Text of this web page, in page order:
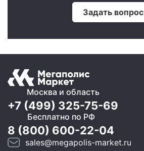
Задать вопрос
Москва и область
+7 (499) 325-75-69
Бесплатно по РФ
8 (800) 600-22-04
sales@megapolis-market.ru